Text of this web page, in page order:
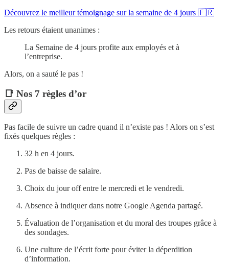
Découvrez le meilleur témoignage sur la semaine de 4 jours 🇫🇷
Les retours étaient unanimes :
La Semaine de 4 jours profite aux employés et à
l’entreprise.
Alors, on a sauté le pas !
📑 Nos 7 règles d’or
Pas facile de suivre un cadre quand il n’existe pas ! Alors on s’est
fixés quelques règles :
32 h en 4 jours.
Pas de baisse de salaire.
Choix du jour off entre le mercredi et le vendredi.
Absence à indiquer dans notre Google Agenda partagé.
Évaluation de l’organisation et du moral des troupes grâce à
des sondages.
Une culture de l’écrit forte pour éviter la déperdition
d’information.